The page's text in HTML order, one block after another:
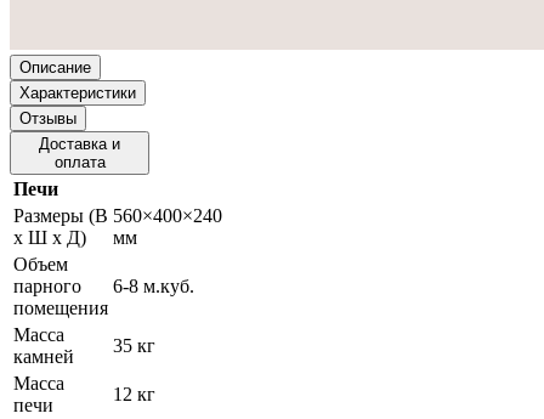
Описание
Характеристики
Отзывы
Доставка и
оплата
Печи
Размеры (В
х Ш х Д)
560×400×240
мм
Объем
парного
помещения
6-8 м.куб.
Масса
камней
35 кг
Масса
печи
12 кг